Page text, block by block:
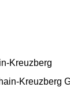
Kreuzberg
Kreuzberg